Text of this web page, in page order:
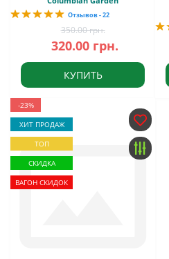
Отзывов - 22
350.00 грн.
320.00 грн.
КУПИТЬ
-23%
ХИТ ПРОДАЖ
ТОП
СКИДКА
ВАГОН СКИДОК